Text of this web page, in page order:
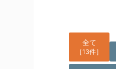
全て
［13件］